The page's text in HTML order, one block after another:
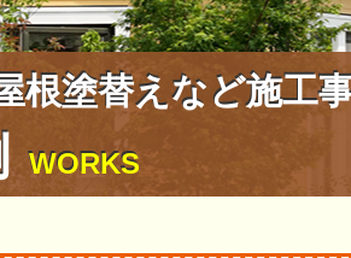
根塗替えなど施工
WORKS